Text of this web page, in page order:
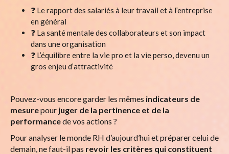
❓ Le rapport des salariés à leur travail et à l’entreprise
en général
❓ La santé mentale des collaborateurs et son impact
dans une organisation
❓ L’équilibre entre la vie pro et la vie perso, devenu un
gros enjeu d’attractivité
Pouvez-vous encore garder les mêmes indicateurs de
mesurepour juger de la pertinence et de la
performancede vos actions ?
Pour analyser le monde RH d’aujourd’hui et préparer celui de
demain, ne faut-il pas revoir les critères qui constituent